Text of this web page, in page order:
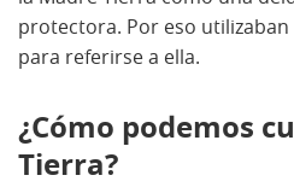
protectora. Por eso
para referirse a ella.
¿Cómo podemos
Tierra?